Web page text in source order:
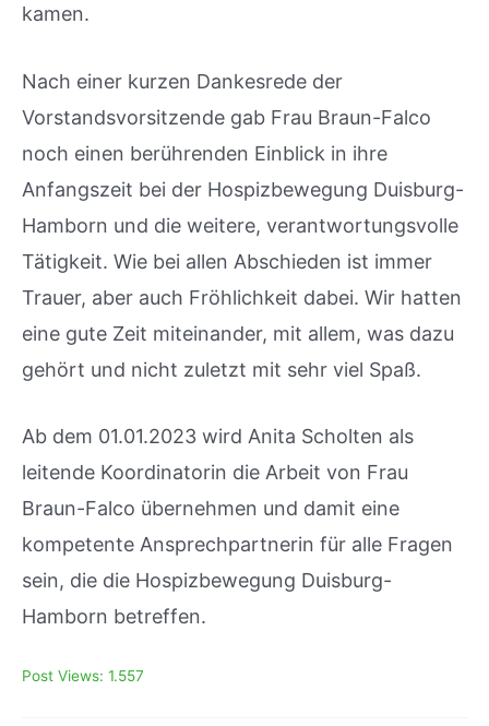
kamen.
Nach einer kurzen Dankesrede der
Vorstandsvorsitzende gab Frau Braun-Falco
noch einen berührenden Einblick in ihre
Anfangszeit bei der Hospizbewegung Duisburg-
Hamborn und die weitere, verantwortungsvolle
Tätigkeit. Wie bei allen Abschieden ist immer
Trauer, aber auch Fröhlichkeit dabei. Wir hatten
eine gute Zeit miteinander, mit allem, was dazu
gehört und nicht zuletzt mit sehr viel Spaß.
Ab dem 01.01.2023 wird Anita Scholten als
leitende Koordinatorin die Arbeit von Frau
Braun-Falco übernehmen und damit eine
kompetente Ansprechpartnerin für alle Fragen
sein, die die Hospizbewegung Duisburg-
Hamborn betreffen.
Post Views: 1.557